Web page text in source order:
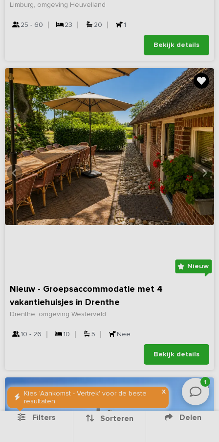
Limburg, omgeving Heuvelland
25 - 60 23 20 1
Bekijk details
Nieuw
Nieuw - Groepsaccommodatie met 4
vakantiehuisjes in Drenthe
Drenthe, omgeving Westerveld
10 - 26 10 5 Nee
Bekijk details
X
Kies 'Aankomst - Vertrek' voor de beste
resultaten
1
Filters Sorteren Delen